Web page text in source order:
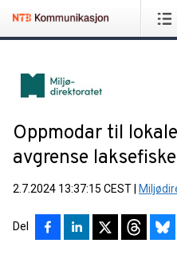
Oppmodar til
avgrense laksefiske
2.7.2024 13:37:15 CEST
Del